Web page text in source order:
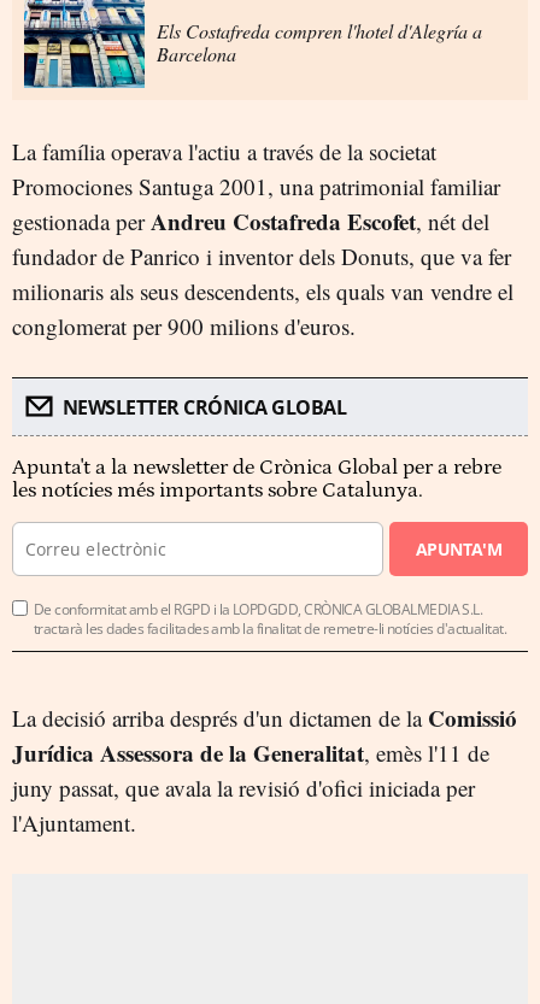
Els Costafreda compren l'hotel d'Alegría a
Barcelona
La família operava l'actiu a través de la societat
Promociones Santuga 2001, una patrimonial familiar
gestionada perAndreu Costafreda Escofet, nét del
fundador de Panrico i inventor dels Donuts, que va fer
milionaris als seus descendents, els quals van vendre el
conglomerat per 900 milions d'euros.
NEWSLETTER CRÓNICA GLOBAL
Apunta't a la newsletter de Crònica Global per a rebre
les notícies més importants sobre Catalunya.
APUNTA'M
De conformitat amb el RGPD i la LOPDGDD, CRÒNICA GLOBALMEDIA S.L.
tractarà les dades facilitades amb la finalitat de remetre-li notícies d'actualitat.
La decisió arriba després d'un dictamen de la Comissió
Jurídica Assessora de la Generalitat, emès l'11 de
juny passat, que avala la revisió d'ofici iniciada per
l'Ajuntament.